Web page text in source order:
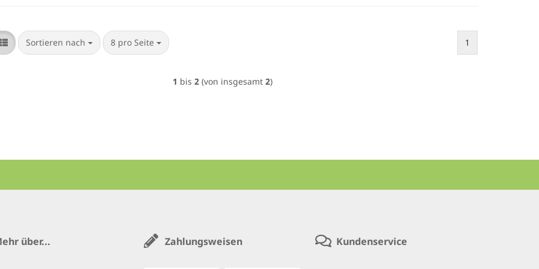
Sortieren nach
Sortieren nach 8 pro Seite
pro Seite 1
1 bis2 (von insgesamt2)
über... Zahlungsweisen Kundenservice